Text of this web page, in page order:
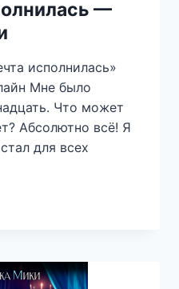
—
исполнилась»
Мне было
Что может
Абсолютно всё! Я
для всех